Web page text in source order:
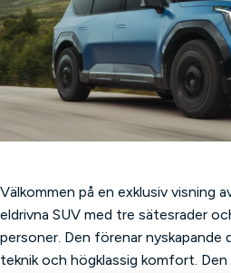
Välkommen på en exklusiv visning
eldrivna SUV med tre sätesrader
personer. Den förenar nyskapande
teknik och högklassig komfort.